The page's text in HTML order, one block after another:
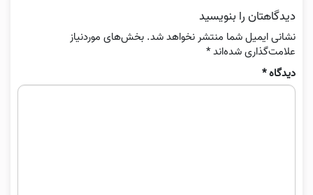
دیدگاهتان را بنویسید
نشانی ایمیل شما منتشر نخواهد شد. بخش‌های موردنیاز
علامت‌گذاری شده‌اند*
دیدگاه*